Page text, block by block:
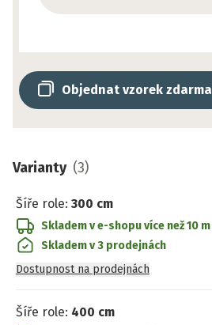
Objednat vzorek zdarma
Varianty (3)
Šíře role: 300 cm
Skladem v e-shopuvíce než 10 m
Skladem v 3 prodejnách
Dostupnost na prodejnách
Šíře role: 400 cm